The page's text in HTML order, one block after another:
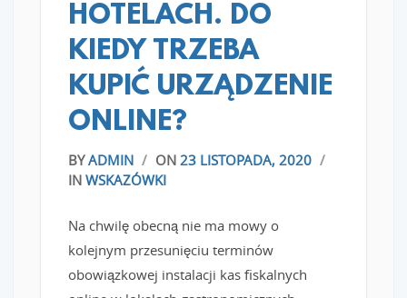
HOTELACH. DO
KIEDY TRZEBA
KUPIĆ URZĄDZENIE
ONLINE?
BYADMIN / ON 23 LISTOPADA, 2020 /
IN WSKAZÓWKI
Na chwilę obecną nie ma mowy o
kolejnym przesunięciu terminów
obowiązkowej instalacji kas fiskalnych